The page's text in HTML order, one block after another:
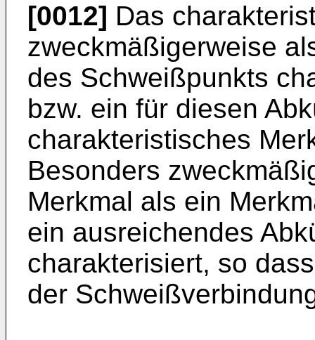
[0012] Das
zweckmäßigerweise
des Schweißpunkts
bzw. ein für diesen
charakteristisches
Besonders
Merkmal als ein
ein ausreichendes
charakterisiert, so
der